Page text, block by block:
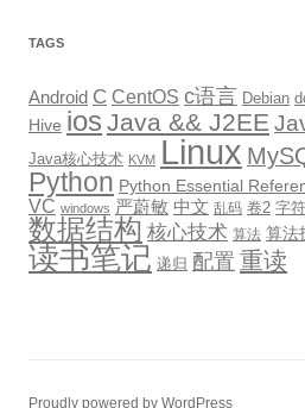
TAGS
Android C CentOS c语言 Debian
Hive ios Java && J2EE
Java核心技术 KVM Linux
Python Python Essential
VC windows 严蔚敏 中文 乱码 卷2 字
数据结构 核心技术 算法 算法
读书笔记 递归 配置 重读
Proudly powered by WordPress